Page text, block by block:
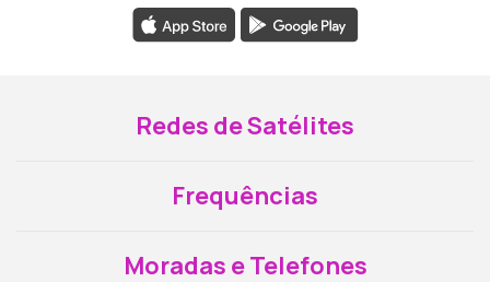
Redes de Satélites
Frequências
Moradas e Telefones